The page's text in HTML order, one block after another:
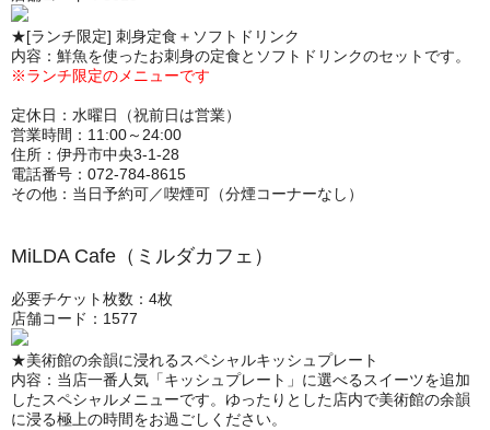
★[ランチ限定] 刺身定食＋ソフトドリンク
内容：鮮魚を使ったお刺身の定食とソフトドリンクのセットです。
※ランチ限定のメニューです
定休日：水曜日（祝前日は営業）
営業時間：11:00～24:00
住所：伊丹市中央3-1-28
電話番号：072-784-8615
その他：当日予約可／喫煙可（分煙コーナーなし）
MiLDA Cafe（ミルダカフェ）
必要チケット枚数：4枚
店舗コード：1577
★美術館の余韻に浸れるスペシャルキッシュプレート
内容：当店一番人気「キッシュプレート」に選べるスイーツを追加
したスペシャルメニューです。ゆったりとした店内で美術館の余韻
に浸る極上の時間をお過ごしください。